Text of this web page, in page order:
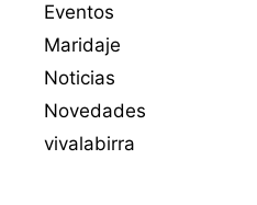
Eventos
Maridaje
Noticias
Novedades
vivalabirra